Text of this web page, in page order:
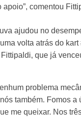
comentou
ajudou no
volta atrás do
que já
problema
também. Fomos
me queixar. Nos